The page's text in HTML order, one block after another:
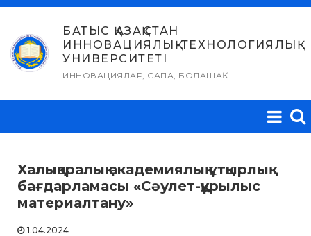
Skip
content
БАТЫС ҚАЗАҚСТАН
ИННОВАЦИЯЛЫҚ-ТЕХНОЛОГИЯЛЫҚ
УНИВЕРСИТЕТІ
ИННОВАЦИЯЛАР, САПА, БОЛАШАҚ
Халықаралық академиялық ұтқырлық
бағдарламасы «Сәулет-құрылыс
материалтану»
1.04.2024